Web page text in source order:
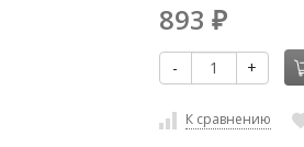
893 ₽
- +
К сравнению